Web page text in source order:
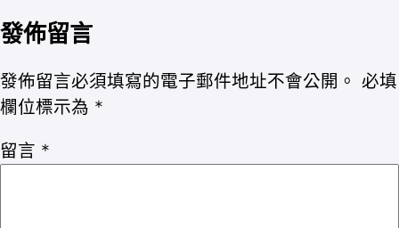
發佈留言
發佈留言必須填寫的電子郵件地址不會公開。 必填
欄位標示為 *
留言 *